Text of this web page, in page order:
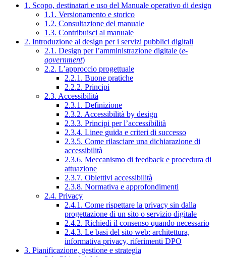
1. Scopo, destinatari e uso del Manuale operativo di design
1.1. Versionamento e storico
1.2. Consultazione del manuale
1.3. Contribuisci al manuale
2. Introduzione al design per i servizi pubblici digitali
2.1. Design per l’amministrazione digitale (e-
government)
2.2. L’approccio progettuale
2.2.1. Buone pratiche
2.2.2. Principi
2.3. Accessibilità
2.3.1. Definizione
2.3.2. Accessibilità by design
2.3.3. Principi per l’accessibilità
2.3.4. Linee guida e criteri di successo
2.3.5. Come rilasciare una dichiarazione di
accessibilità
2.3.6. Meccanismo di feedback e procedura di
attuazione
2.3.7. Obiettivi accessibilità
2.3.8. Normativa e approfondimenti
2.4. Privacy
2.4.1. Come rispettare la privacy sin dalla
progettazione di un sito o servizio digitale
2.4.2. Richiedi il consenso quando necessario
2.4.3. Le basi del sito web: architettura,
informativa privacy, riferimenti DPO
3. Pianificazione, gestione e strategia